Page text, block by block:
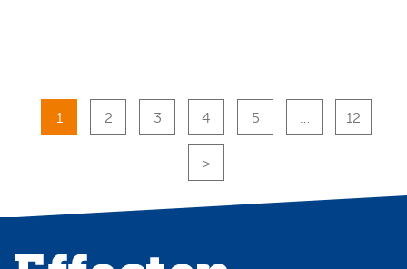
1 2 3 4 5 … 12